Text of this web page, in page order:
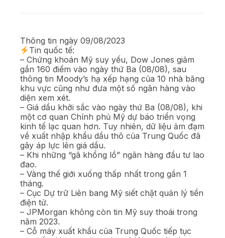
Thông tin ngày 09/08/2023
Tin quốc tế:
– Chứng khoán Mỹ suy yếu, Dow Jones giảm
gần 160 điểm vào ngày thứ Ba (08/08), sau
thông tin Moody’s hạ xếp hạng của 10 nhà băng
khu vực cũng như đưa một số ngân hàng vào
diện xem xét.
– Giá dầu khởi sắc vào ngày thứ Ba (08/08), khi
một cơ quan Chính phủ Mỹ dự báo triển vọng
kinh tế lạc quan hơn. Tuy nhiên, dữ liệu ảm đạm
về xuất nhập khẩu dầu thô của Trung Quốc đã
gây áp lực lên giá dầu.
– Khi những “gã khổng lồ” ngân hàng đầu tư lao
đao.
– Vàng thế giới xuống thấp nhất trong gần 1
tháng.
– Cục Dự trữ Liên bang Mỹ siết chặt quản lý tiền
điện tử.
– JPMorgan không còn tin Mỹ suy thoái trong
năm 2023.
– Cỗ máy xuất khẩu của Trung Quốc tiếp tục